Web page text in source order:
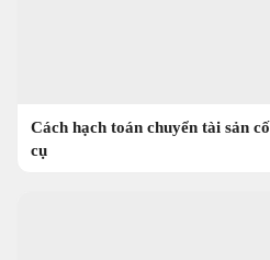
Cách hạch toán chuyển tài sản
cụ